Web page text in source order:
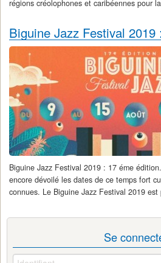
régions créolophones et caribéennes pour
Biguine Jazz Festival
Biguine Jazz Festival 2019 : 17 éme
encore dévoilé les dates de ce temps fort
connues. Le Biguine Jazz Festival 2019
Se